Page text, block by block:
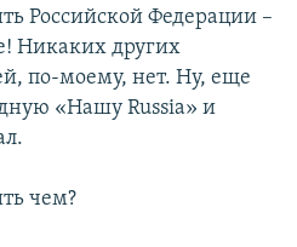
Российской Федерации –
Никаких других
по-моему, нет. Ну, еще
«Нашу Russia» и
чем?